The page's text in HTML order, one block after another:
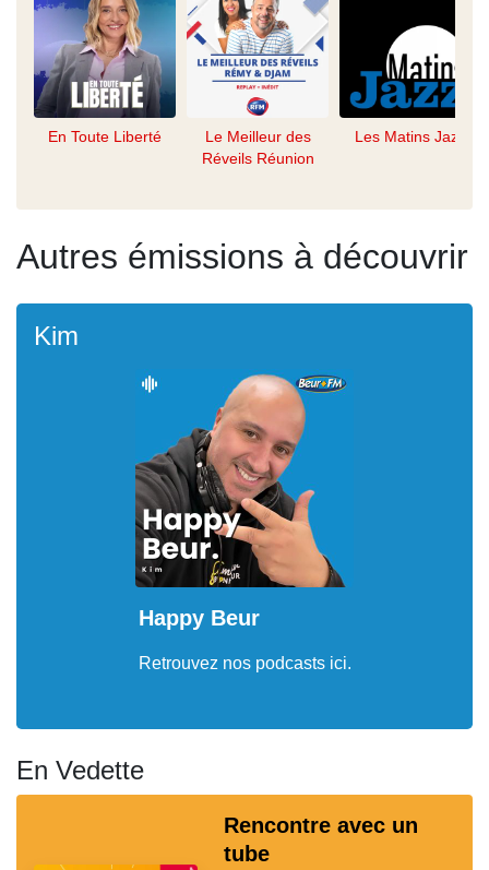
En Toute Liberté
Le Meilleur des
Réveils Réunion
Les Matins Jazz
Autres émissions à découvrir
Kim
Happy Beur
Retrouvez nos podcasts ici.
En Vedette
Rencontre avec un
tube